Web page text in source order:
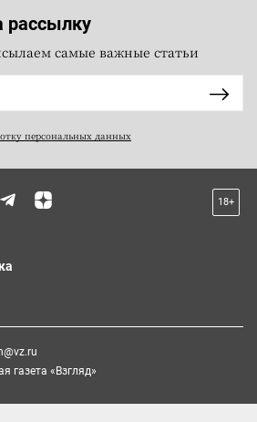
рассылку
самые важные статьи
персональных данных
18+
газета «Взгляд»